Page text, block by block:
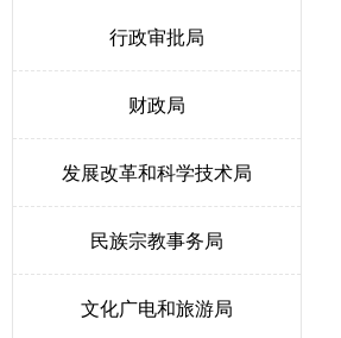
行政审批局
财政局
发展改革和科学技术局
民族宗教事务局
文化广电和旅游局